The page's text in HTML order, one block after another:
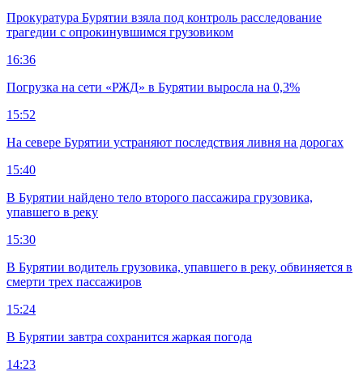
Прокуратура Бурятии взяла под контроль расследование
трагедии с опрокинувшимся грузовиком
16:36
Погрузка на сети «РЖД» в Бурятии выросла на 0,3%
15:52
На севере Бурятии устраняют последствия ливня на дорогах
15:40
В Бурятии найдено тело второго пассажира грузовика,
упавшего в реку
15:30
В Бурятии водитель грузовика, упавшего в реку, обвиняется в
смерти трех пассажиров
15:24
В Бурятии завтра сохранится жаркая погода
14:23